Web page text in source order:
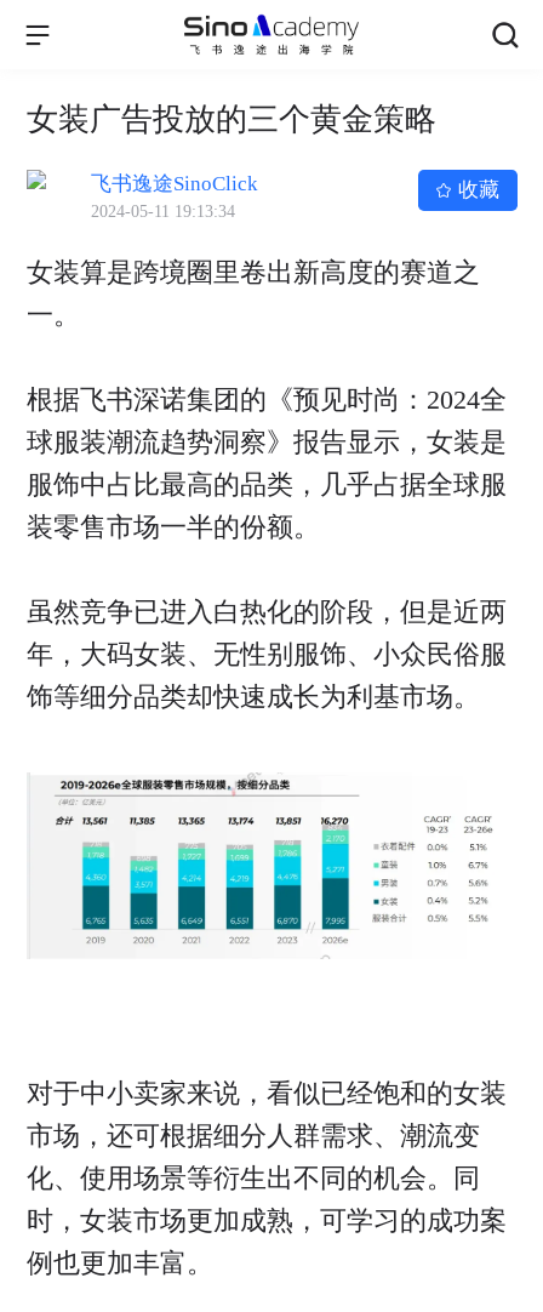
女装广告投放的三个黄金策略
飞书逸途SinoClick
2024-05-11 19:13:34
收藏
女装算是跨境圈里卷出新高度的赛道之
一。
根据飞书深诺集团的《预见时尚：2024全
球服装潮流趋势洞察》报告显示，女装是
服饰中占比最高的品类，几乎占据全球服
装零售市场一半的份额。
虽然竞争已进入白热化的阶段，但是近两
年，大码女装、无性别服饰、小众民俗服
饰等细分品类却快速成长为利基市场。
对于中小卖家来说，看似已经饱和的女装
市场，还可根据细分人群需求、潮流变
化、使用场景等衍生出不同的机会。同
时，女装市场更加成熟，可学习的成功案
例也更加丰富。